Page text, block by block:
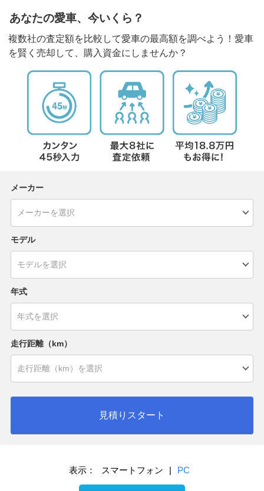
あなたの愛車、今いくら？
複数社の査定額を比較して愛車の最高額を調べよう！愛車
を賢く売却して、購入資金にしませんか？
メーカー
モデル
年式
走行距離（km）
見積りスタート
表示： スマートフォン | PC